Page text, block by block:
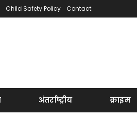
Child Safety Policy Contact
अंतर्राष्ट्रीय क्राइम